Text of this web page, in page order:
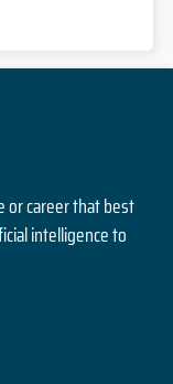
or career that best
intelligence to